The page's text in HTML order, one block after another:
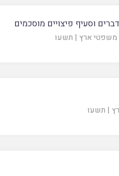
וסעיף פיצויים מוסכמים
משפטי ארץ | תשעו
| תשעו